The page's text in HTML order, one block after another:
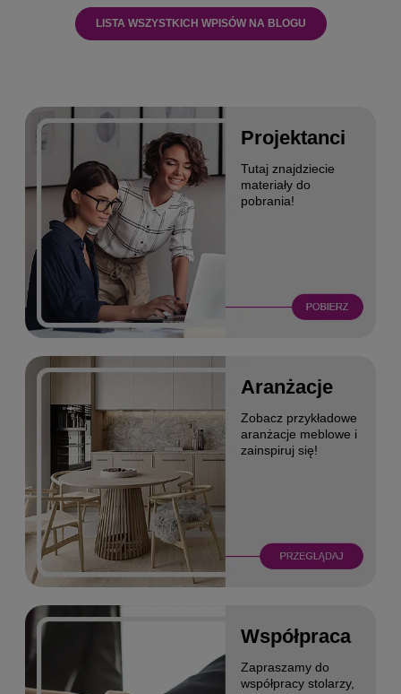
LISTA WSZYSTKICH WPISÓW NA BLOGU
Projektanci
Tutaj znajdziecie
materiały do
pobrania!
Aranżacje
Zobacz przykładowe
aranżacje meblowe i
zainspiruj się!
Współpraca
Zapraszamy do
współpracy stolarzy,